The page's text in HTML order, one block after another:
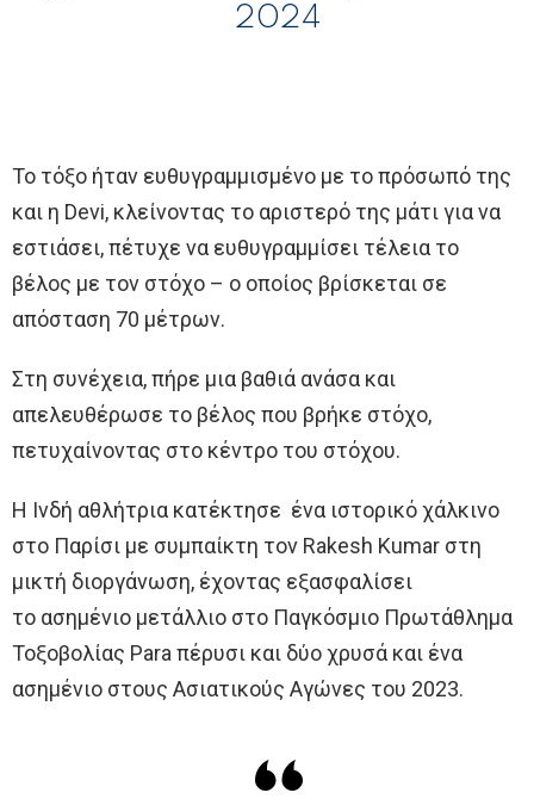
2024
Το τόξο ήταν ευθυγραμμισμένο με το πρόσωπό της
και η Devi, κλείνοντας το αριστερό της μάτι για να
εστιάσει, πέτυχε να ευθυγραμμίσει τέλεια το
βέλος με τον στόχο – ο οποίος βρίσκεται σε
απόσταση 70 μέτρων.
Στη συνέχεια, πήρε μια βαθιά ανάσα και
απελευθέρωσε το βέλος που βρήκε στόχο,
πετυχαίνοντας στο κέντρο του στόχου.
Η Ινδή αθλήτρια κατέκτησε ένα ιστορικό χάλκινο
στο Παρίσι με συμπαίκτη τον Rakesh Kumar στη
μικτή διοργάνωση, έχοντας εξασφαλίσει
το ασημένιο μετάλλιο στο Παγκόσμιο Πρωτάθλημα
Τοξοβολίας Para πέρυσι και δύο χρυσά και ένα
ασημένιο στους Ασιατικούς Αγώνες του 2023.